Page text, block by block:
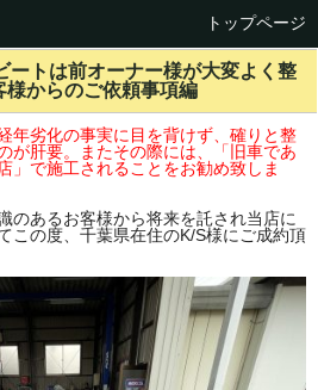
トップページ
ートは前オーナー様が大変よく整
からのご依頼事項編
年劣化の事実に目を背けず、確りと整
が肝要。またその際には、「旧車であ
」で施工されることをお勧め致しま
のあるお客様から将来を託され当店に
この度、千葉県在住のK/S様にご成約頂